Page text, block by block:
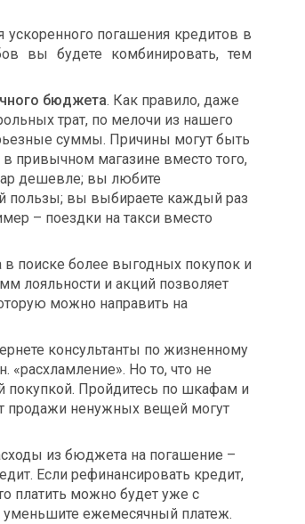
ускоренного погашения кредитов в
вы будете комбинировать, тем
бюджета. Как правило, даже
трат, по мелочи из нашего
суммы. Причины могут быть
привычном магазине вместо того,
дешевле; вы любите
пользы; вы выбираете каждый раз
– поездки на такси вместо
в поиске более выгодных покупок и
лояльности и акций позволяет
можно направить на
консультанты по жизненному
«расхламление». Но то, что не
покупкой. Пройдитесь по шкафам и
продажи ненужных вещей могут
из бюджета на погашение –
Если рефинансировать кредит,
платить можно будет уже с
ежемесячный платеж.